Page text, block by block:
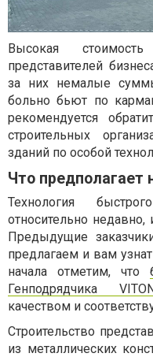
Высокая
представителей
за них немалые
больно бьют по
рекомендуется
строительных
зданий по особой
Что предполагает
Технология
относительно
Предыдущие
предлагаем и вам
начала отметим, что
Генподрядчика
качеством и
Строительство
из металлических